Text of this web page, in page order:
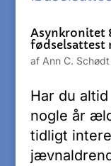
Asynkronitet
fødselsattest
af Ann C. Schødt
Har du
nogle år
tidligt